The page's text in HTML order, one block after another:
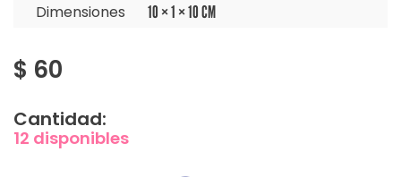
Dimensiones 10 × 1 × 10 CM
$ 60
Cantidad:
12 disponibles